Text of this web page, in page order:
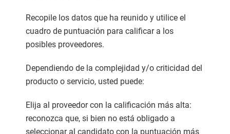
Recopile los datos que ha reunido y utilice el
cuadro de puntuación para calificar a los
posibles proveedores.
Dependiendo de la complejidad y/o criticidad del
producto o servicio, usted puede:
Elija al proveedor con la calificación más alta:
reconozca que, si bien no está obligado a
seleccionar al candidato con la puntuación más